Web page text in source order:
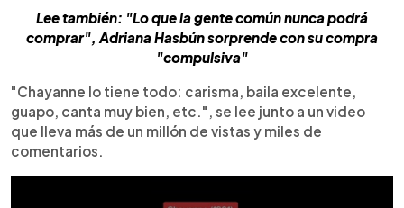
Lee también: "Lo que la gente común nunca podrá
comprar", Adriana Hasbún sorprende con su compra
"compulsiva"
"Chayanne lo tiene todo: carisma, baila excelente,
guapo, canta muy bien, etc.", se lee junto a un video
que lleva más de un millón de vistas y miles de
comentarios.